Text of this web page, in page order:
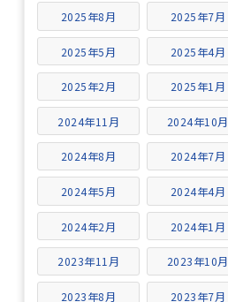
2025年8月 2025年7月
2025年5月 2025年4月
2025年2月 2025年1月
2024年11月 2024年10月
2024年8月 2024年7月
2024年5月 2024年4月
2024年2月 2024年1月
2023年11月 2023年10月
2023年8月 2023年7月